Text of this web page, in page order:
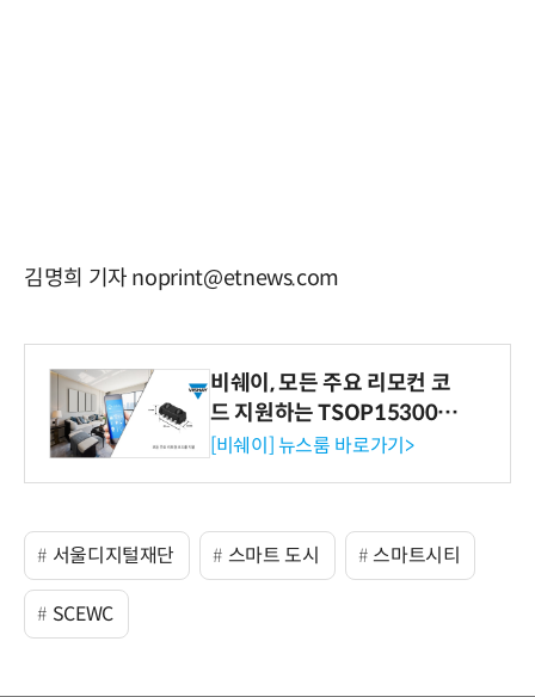
김명희 기자 noprint@etnews.com
비쉐이, 모든 주요 리모컨 코
드 지원하는 TSOP15300 시
리즈 IR 수신기 출시
[비쉐이] 뉴스룸 바로가기>
서울디지털재단 스마트 도시 스마트시티
SCEWC